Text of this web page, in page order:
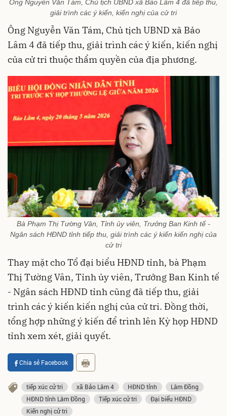
Ông Nguyễn Văn Tám, Chủ tịch UBND xã Bảo Lâm 4 đã tiếp thu,
giải trình các ý kiến, kiến nghị của cử tri
Ông Nguyễn Văn Tám, Chủ tịch UBND xã Bảo
Lâm 4 đã tiếp thu, giải trình các ý kiến, kiến nghị
của cử tri thuộc thẩm quyền của địa phương.
Bà Phạm Thị Tường Vân, Tỉnh ủy viên, Trưởng Ban Kinh tế -
Ngân sách HĐND tỉnh tiếp thu, giải trình các ý kiến kiến nghị của
cử tri
Thay mặt cho Tổ đại biểu HĐND tỉnh, bà Phạm
Thị Tường Vân, Tỉnh ủy viên, Trưởng Ban Kinh tế
- Ngân sách HĐND tỉnh cũng đã tiếp thu, giải
trình các ý kiến kiến nghị của cử tri. Đồng thời,
tổng hợp những ý kiến để trình lên Kỳ họp HĐND
tỉnh xem xét, giải quyết.
Chia sẻ Facebook
tiếp xúc cử tri xã Bảo Lâm 4 HĐND tỉnh
Lâm Đồng
HĐND tỉnh Lâm Đồng
Tiếp xúc cử tri
Đại biểu HĐND
Kiến nghị cử tri